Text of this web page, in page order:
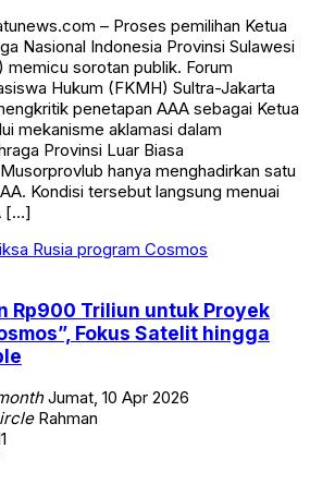
– Proses pemilihan Ketua
Nasional Indonesia Provinsi Sulawesi
memicu sorotan publik. Forum
Hukum (FKMH) Sultra-Jakarta
penetapan AAA sebagai Ketua
mekanisme aklamasi dalam
Provinsi Luar Biasa
hanya menghadirkan satu
Kondisi tersebut langsung menuai
[…]
Rp900 Triliun untuk Proyek
Fokus Satelit hingga
Jumat, 10 Apr 2026
Rahman